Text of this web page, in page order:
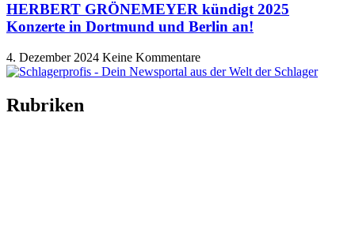
HERBERT GRÖNEMEYER kündigt 2025
Konzerte in Dortmund und Berlin an!
4. Dezember 2024 Keine Kommentare
Rubriken